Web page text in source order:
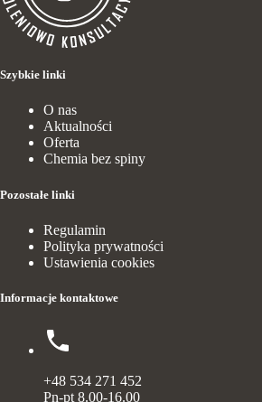
Szybkie linki
O nas
Aktualności
Oferta
Chemia bez spiny
Pozostałe linki
Regulamin
Polityka prywatności
Ustawienia cookies
Informacje kontaktowe
+48 534 271 452
Pn-pt 8.00-16.00